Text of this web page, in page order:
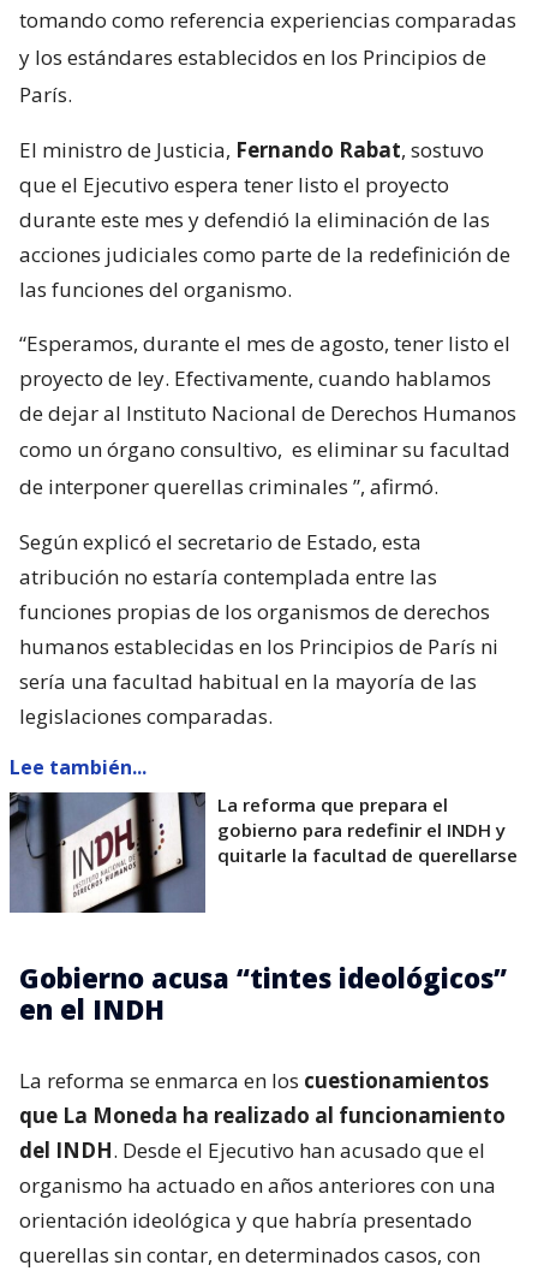
tomando como referencia experiencias comparadas
y los estándares establecidos en los Principios de
París.
El ministro de Justicia, Fernando Rabat, sostuvo
que el Ejecutivo espera tener listo el proyecto
durante este mes y defendió la eliminación de las
acciones judiciales como parte de la redefinición de
las funciones del organismo.
“Esperamos, durante el mes de agosto, tener listo el
proyecto de ley. Efectivamente, cuando hablamos
de dejar al Instituto Nacional de Derechos Humanos
como un órgano consultivo, es eliminar su facultad
de interponer querellas criminales ”, afirmó.
Según explicó el secretario de Estado, esta
atribución no estaría contemplada entre las
funciones propias de los organismos de derechos
humanos establecidas en los Principios de París ni
sería una facultad habitual en la mayoría de las
legislaciones comparadas.
Lee también...
La reforma que prepara el
gobierno para redefinir el INDH y
quitarle la facultad de querellarse
Gobierno acusa “tintes ideológicos”
en el INDH
La reforma se enmarca en los cuestionamientos
que La Moneda ha realizado al funcionamiento
del INDH. Desde el Ejecutivo han acusado que el
organismo ha actuado en años anteriores con una
orientación ideológica y que habría presentado
querellas sin contar, en determinados casos, con